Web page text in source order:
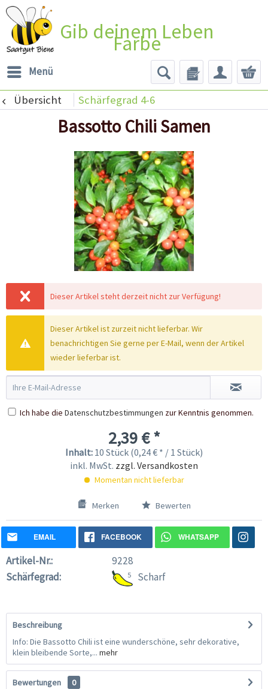
Gib deinem Leben
Farbe
Menü
Übersicht Schärfegrad 4-6
Bassotto Chili Samen
Dieser Artikel steht derzeit nicht zur Verfügung!
Dieser Artikel ist zurzeit nicht lieferbar. Wir
benachrichtigen Sie gerne per E-Mail, wenn der Artikel
wieder lieferbar ist.
Ich habe die Datenschutzbestimmungen zur Kenntnis genommen.
2,39 € *
Inhalt: 10 Stück (0,24 € * / 1 Stück)
inkl. MwSt. zzgl. Versandkosten
Momentan nicht lieferbar
Merken Bewerten
EMAIL FACEBOOK WHATSAPP
Artikel-Nr.:
9228
Schärfegrad:
5 Scharf
Beschreibung
Info: Die Bassotto Chili ist eine wunderschöne, sehr dekorative,
klein bleibende Sorte,... mehr
Bewertungen
0